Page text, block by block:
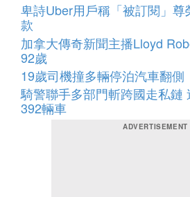
卑詩Uber用戶稱「被訂閱」
款
加拿大傳奇新聞主播Lloyd
92歲
19歲司機撞多輛停泊汽車翻
騎警聯手多部門斬跨國走私鏈
392輛車